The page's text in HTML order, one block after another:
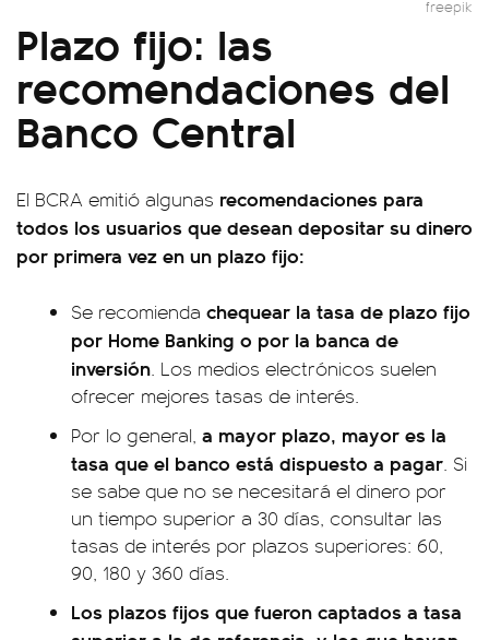
freepik
Plazo fijo: las
recomendaciones del
Banco Central
El BCRA emitió algunas recomendaciones para
todos los usuarios que desean depositar su dinero
por primera vez en un plazo fijo:
Se recomienda chequear la tasa de plazo fijo
por Home Banking o por la banca de
inversión . Los medios electrónicos suelen
ofrecer mejores tasas de interés.
Por lo general, a mayor plazo, mayor es la
tasa que el banco está dispuesto a pagar . Si
se sabe que no se necesitará el dinero por
un tiempo superior a 30 días, consultar las
tasas de interés por plazos superiores: 60,
90, 180 y 360 días.
Los plazos fijos que fueron captados a tasa